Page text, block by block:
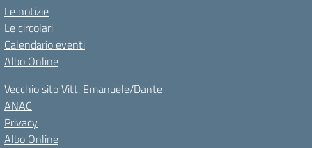
Le notizie
Le circolari
Calendario eventi
Albo Online
Vecchio sito Vitt. Emanuele/Dante
ANAC
Privacy
Albo Online